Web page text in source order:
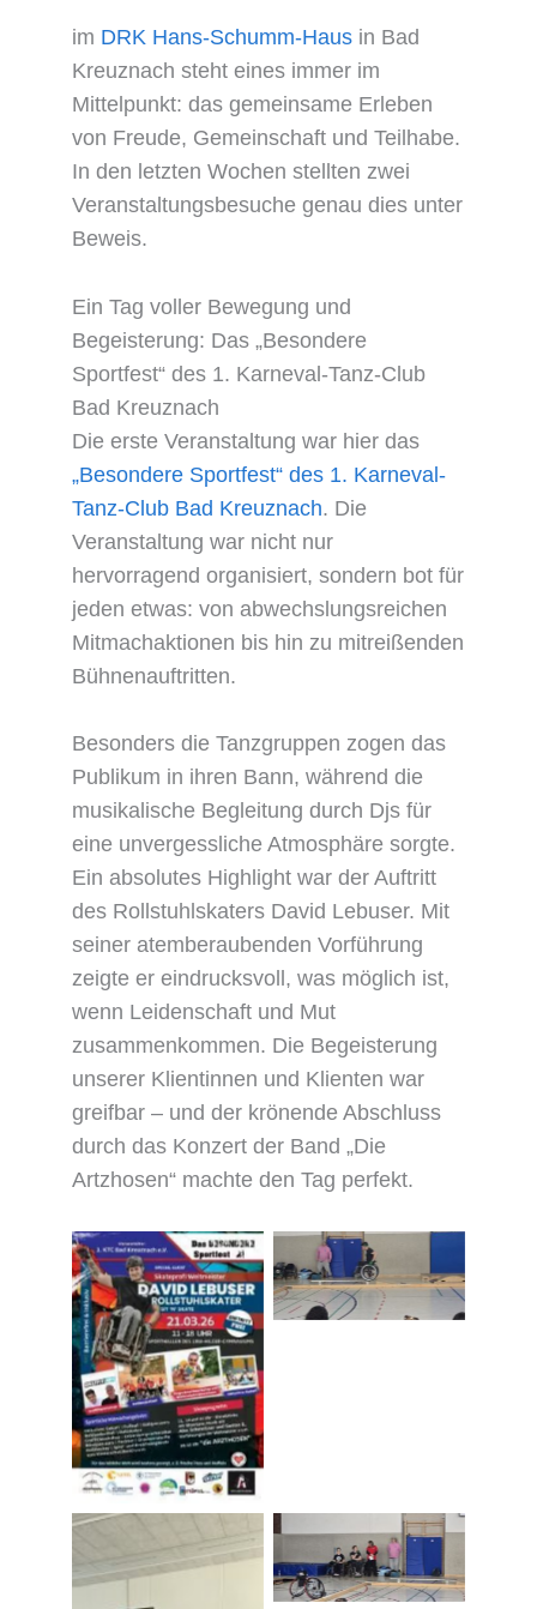
im DRK Hans-Schumm-Hausin Bad
Kreuznach steht eines immer im
Mittelpunkt: das gemeinsame Erleben
von Freude, Gemeinschaft und Teilhabe.
In den letzten Wochen stellten zwei
Veranstaltungsbesuche genau dies unter
Beweis.
Ein Tag voller Bewegung und
Begeisterung: Das „Besondere
Sportfest“ des 1. Karneval-Tanz-Club
Bad Kreuznach
Die erste Veranstaltung war hier das
„Besondere Sportfest“ des 1. Karneval-
Tanz-Club Bad Kreuznach. Die
Veranstaltung war nicht nur
hervorragend organisiert, sondern bot für
jeden etwas: von abwechslungsreichen
Mitmachaktionen bis hin zu mitreißenden
Bühnenauftritten.
Besonders die Tanzgruppen zogen das
Publikum in ihren Bann, während die
musikalische Begleitung durch Djs für
eine unvergessliche Atmosphäre sorgte.
Ein absolutes Highlight war der Auftritt
des Rollstuhlskaters David Lebuser. Mit
seiner atemberaubenden Vorführung
zeigte er eindrucksvoll, was möglich ist,
wenn Leidenschaft und Mut
zusammenkommen. Die Begeisterung
unserer Klientinnen und Klienten war
greifbar – und der krönende Abschluss
durch das Konzert der Band „Die
Artzhosen“ machte den Tag perfekt.